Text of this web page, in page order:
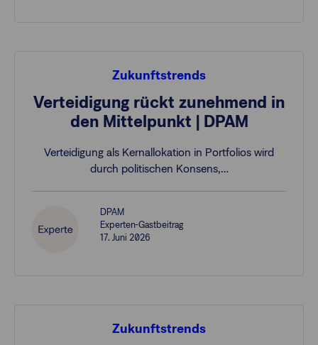
Zukunftstrends
Verteidigung rückt zunehmend in
den Mittelpunkt | DPAM
Verteidigung als Kernallokation in Portfolios wird
durch politischen Konsens,…
DPAM
Experten-Gastbeitrag
17. Juni 2026
Zukunftstrends